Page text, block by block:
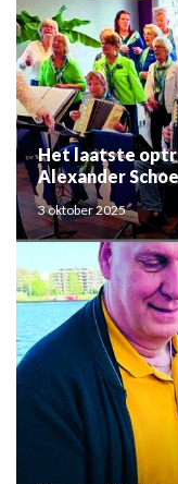
Het laatste
Alexander
3 oktober 2025